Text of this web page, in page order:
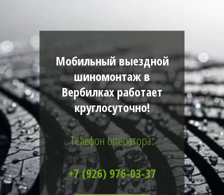
Мобильный выездной
шиномонтаж в
Вербилках работает
круглосуточно!
Телефон оператора:
+7 (926) 976-03-37